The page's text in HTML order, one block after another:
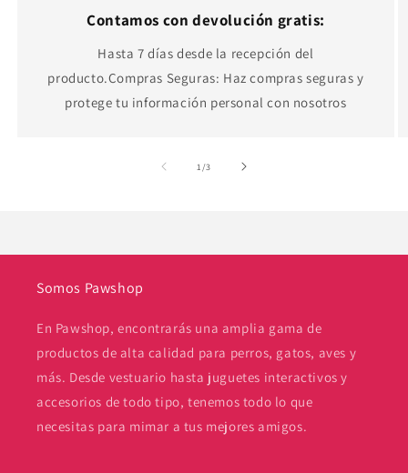
Contamos con devolución gratis:
Hasta 7 días desde la recepción del
producto.Compras Seguras: Haz compras seguras y
protege tu información personal con nosotros
1 /de
3
Somos Pawshop
En Pawshop, encontrarás una amplia gama de
productos de alta calidad para perros, gatos, aves y
más. Desde vestuario hasta juguetes interactivos y
accesorios de todo tipo, tenemos todo lo que
necesitas para mimar a tus mejores amigos.